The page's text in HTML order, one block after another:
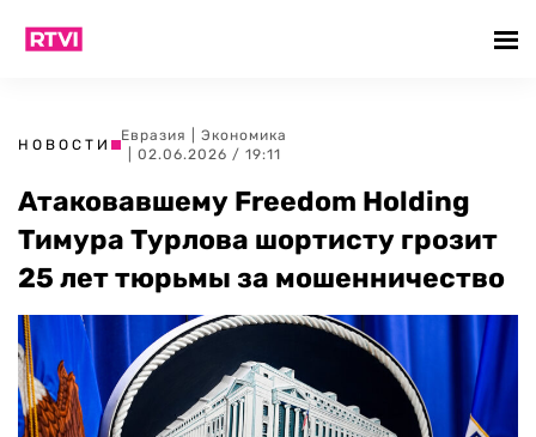
НОВОСТИ
Евразия
Экономика
| 02.06.2026 / 19:11
Атаковавшему Freedom Holding
Тимура Турлова шортисту грозит
25 лет тюрьмы за мошенничество